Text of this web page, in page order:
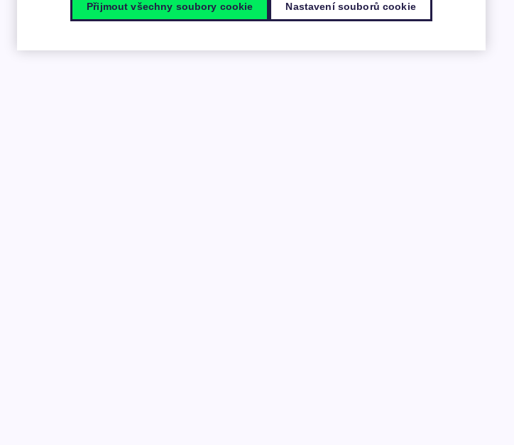
Nastavení souborů cookie
Přijmout všechny soubory cookie